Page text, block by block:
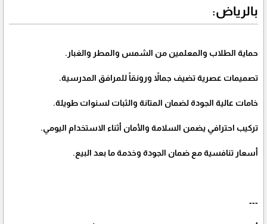
بالرياض:
حماية الطلاب والمعلمين من الشمس والمطر والغبار.
تصميمات عصرية تضيف جمالاً ورونقاً للمرافق المدرسية.
خامات عالية الجودة لضمان المتانة والثبات لسنوات طويلة.
تركيب احترافي يضمن السلامة والأمان أثناء الاستخدام اليومي.
أسعار تنافسية مع ضمان الجودة وخدمة ما بعد البيع.
---